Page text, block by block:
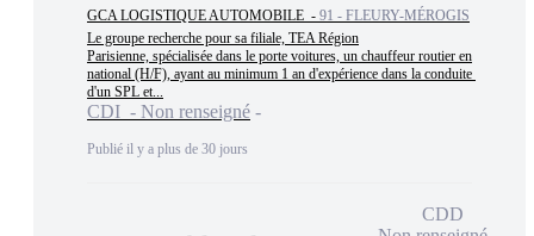
GCA LOGISTIQUE AUTOMOBILE - 91 - FLEURY-MÉROGIS
Le groupe recherche pour sa filiale, TEA Région
Parisienne, spécialisée dans le porte voitures, un chauffeur routier en
national (H/F), ayant au minimum 1 an d'expérience dans la conduite
d'un SPL et...
CDI - Non renseigné
Publié il y a plus de 30 jours
CDD